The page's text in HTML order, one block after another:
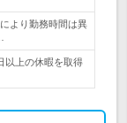
より勤務時間は異
以上の休暇を取得